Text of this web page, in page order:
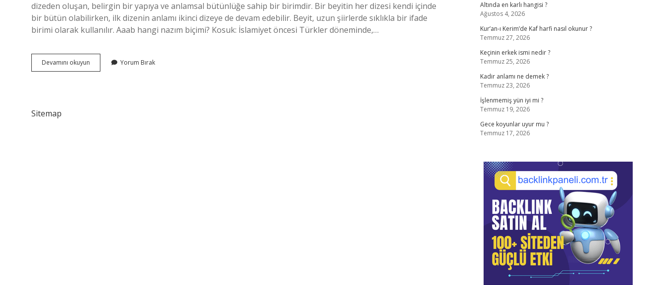
dizeden oluşan, belirgin bir yapıya ve anlamsal bütünlüğe sahip bir birimdir. Bir beyitin her dizesi kendi içinde
bir bütün olabilirken, ilk dizenin anlamı ikinci dizeye de devam edebilir. Beyit, uzun şiirlerde sıklıkla bir ifade
birimi olarak kullanılır. Aaab hangi nazım biçimi? Kosuk: İslamiyet öncesi Türkler döneminde,…
Devamını okuyun
Mi
Yorum Bırak
Sitemap
Altında en karlı hangisi ?
Ağustos 4, 2026
Kur’an-ı Kerim’de Kaf harfi nasıl okunur ?
Temmuz 27, 2026
Keçinin erkek ismi nedir ?
Temmuz 25, 2026
Kadir anlamı ne demek ?
Temmuz 23, 2026
İşlenmemiş yün iyi mi ?
Temmuz 19, 2026
Gece koyunlar uyur mu ?
Temmuz 17, 2026